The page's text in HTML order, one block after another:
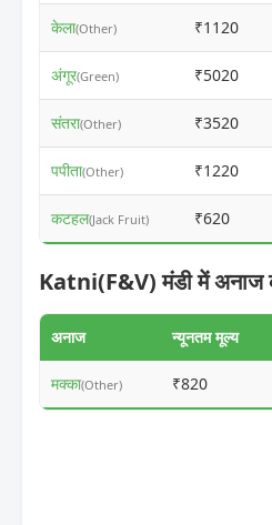
केला(Other) ₹1120
अंगूर(Green) ₹5020
संतरा(Other) ₹3520
पपीता(Other) ₹1220
कटहल(Jack Fruit) ₹620
Katni(F&V) मंडी में अनाज
अनाज न्यूनतम मूल्य
मक्का(Other) ₹820